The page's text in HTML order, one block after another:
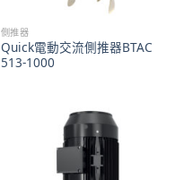
側推器
Quick電動交流側推器BTAC
513-1000